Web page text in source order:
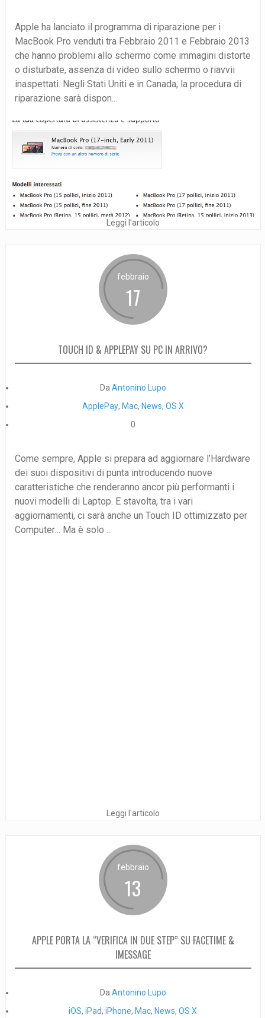
Apple ha lanciato il programma di riparazione per i
MacBook Pro venduti tra Febbraio 2011 e Febbraio 2013
che hanno problemi allo schermo come immagini distorte
o disturbate, assenza di video sullo schermo o riavvii
inaspettati. Negli Stati Uniti e in Canada, la procedura di
riparazione sarà dispon...
Leggi l'articolo
febbraio
17
TOUCH ID & APPLEPAY SU PC IN ARRIVO?
Da Antonino Lupo
ApplePay, Mac, News, OS X
0
Come sempre, Apple si prepara ad aggiornare l’Hardware
dei suoi dispositivi di punta introducendo nuove
caratteristiche che renderanno ancor più performanti i
nuovi modelli di Laptop. E stavolta, tra i vari
aggiornamenti, ci sarà anche un Touch ID ottimizzato per
Computer… Ma è solo ...
Leggi l'articolo
febbraio
13
APPLE PORTA LA “VERIFICA IN DUE STEP” SU FACETIME &
IMESSAGE
Da Antonino Lupo
iOS,iPad,iPhone, Mac, News,OS X